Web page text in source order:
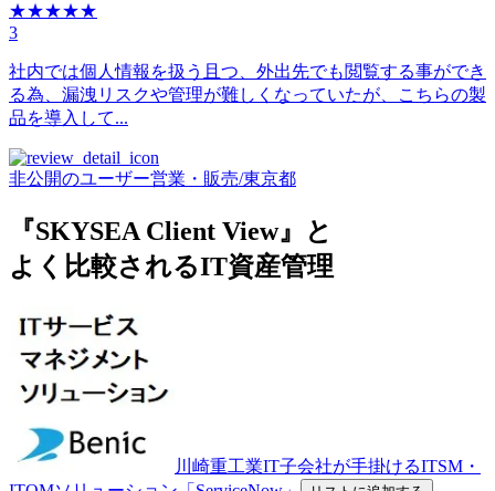
★★★★★
3
社内では個人情報を扱う且つ、外出先でも閲覧する事ができ
る為、漏洩リスクや管理が難しくなっていたが、こちらの製
品を導入して...
非公開のユーザー営業・販売/東京都
『SKYSEA Client View』と
よく比較されるIT資産管理
川崎重工業IT子会社が手掛けるITSM・